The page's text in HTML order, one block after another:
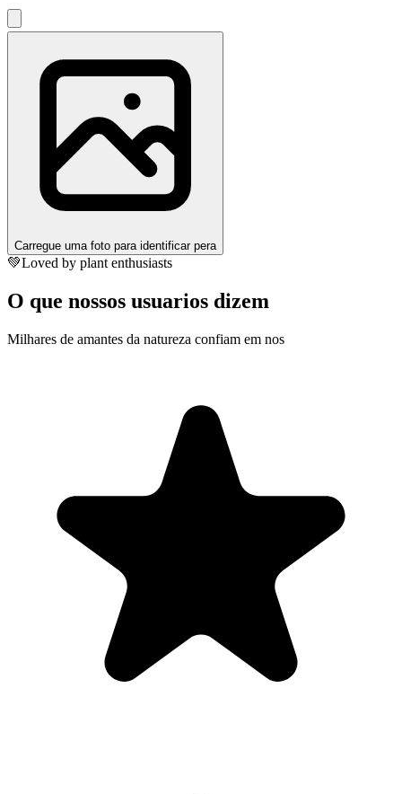
Carregue uma foto para identificar pera
💚Loved by plant enthusiasts
O que nossos usuarios dizem
Milhares de amantes da natureza confiam em nos